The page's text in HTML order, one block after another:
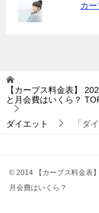
カ
【カーブス料金表】
と月会費はいくら？
ダイエット 「ダ
© 2014 【カーブス料金表
月会費はいくら？